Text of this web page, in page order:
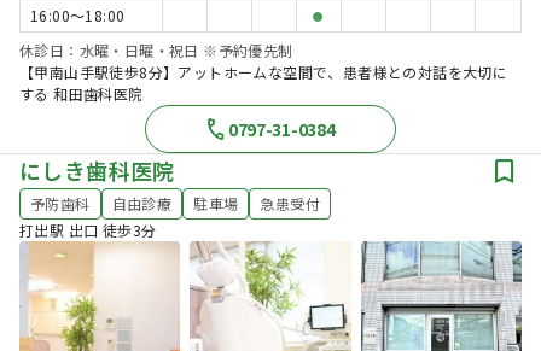
16:00〜18:00 ●
休診日：水曜・日曜・祝日 ※予約優先制
【甲南山手駅徒歩8分】アットホームな空間で、患者様との対話を大切に
する 和田歯科医院
0797-31-0384
にしき歯科医院
予防歯科 自由診療 駐車場
急患受付
打出駅 出口 徒歩3分